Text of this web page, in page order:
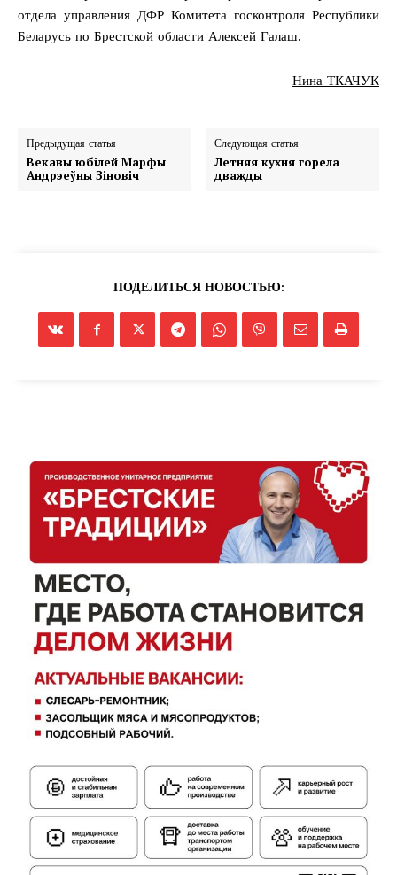
отдела управления ДФР Комитета госконтроля Республики
Беларусь по Брестской области Алексей Галаш.
Нина ТКАЧУК
Предыдущая статья
Векавы юбілей Марфы
Андрэеўны Зіновіч
Следующая статья
Летняя кухня горела
дважды
ПОДЕЛИТЬСЯ НОВОСТЬЮ: